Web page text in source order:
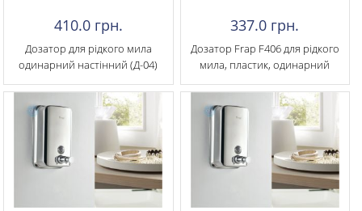
410.0 грн.
Дозатор для рідкого мила
одинарний настінний (Д-04)
337.0 грн.
Дозатор Frap F406 для рідкого
мила, пластик, одинарний